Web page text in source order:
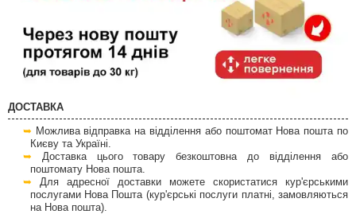
ДОСТАВКА
Можлива відправка на відділення або поштомат Нова пошта по
Києву та Україні.
Доставка цього товару безкоштовна до відділення або
поштомату Нова пошта.
Для адресної доставки можете скористатися кур'єрськими
послугами Нова Пошта (кур'єрські послуги платні, замовляються
на Нова пошта).